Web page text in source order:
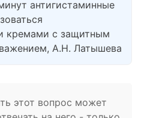
антигистаминные
кремами с защитным
А.Н. Латышева
этот вопрос может